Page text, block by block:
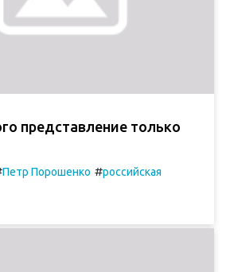
представление только
Петр Порошенко #российская